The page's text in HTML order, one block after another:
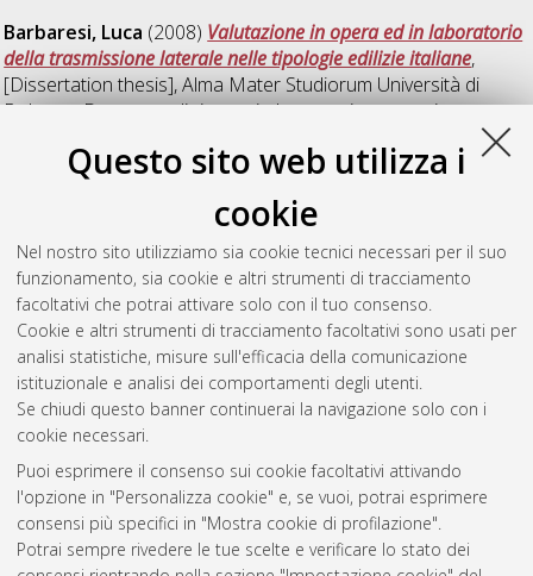
Questo sito web utilizza i
cookie
Nel nostro sito utilizziamo sia cookie tecnici necessari per il suo
funzionamento, sia cookie e altri strumenti di tracciamento
facoltativi che potrai attivare solo con il tuo consenso.
Cookie e altri strumenti di tracciamento facoltativi sono usati per
analisi statistiche, misure sull'efficacia della comunicazione
istituzionale e analisi dei comportamenti degli utenti.
Se chiudi questo banner continuerai la navigazione solo con i
cookie necessari.
Puoi esprimere il consenso sui cookie facoltativi attivando
l'opzione in "Personalizza cookie" e, se vuoi, potrai esprimere
consensi più specifici in "Mostra cookie di profilazione".
Potrai sempre rivedere le tue scelte e verificare lo stato dei
Barbaresi, Luca (2008) Valutazione in opera ed in laboratorio
della trasmissione laterale nelle tipologie edilizie italiane,
[Dissertation thesis], Alma Mater Studiorum Università di
Bologna. Dottorato di ricerca inIngegneria energetica,
Mannucci, Simone(2008) Metodologie di progetto di sistemi
di diagnostica per macchine per la produzione di plasmi ad
, [Dissertation thesis], Alma Mater Studiorum
Università di Bologna. Dottorato di ricerca inIngegneria
energetica, nucleare e del controllo ambientale, 20 Ciclo. DOI
10.6092/unibo/amsdottorato/883.
Questa lista e' stata generata ilFri Aug 7 20:49:35 2026 CEST
Atom
Rss 1.0
Rss 2.0